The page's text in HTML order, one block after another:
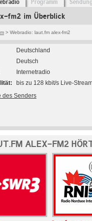
Programm
fm2 im Überblick
> Webradio: laut.fm alex-fm2
Deutschland
Deutsch
Internetradio
bis zu 128 kbit/s Live-
des Senders
ALEX-FM2